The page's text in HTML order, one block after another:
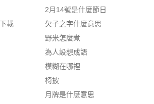
載
2月14號是什麼節日
欠子之字什麼意思
野米怎麼煮
為人設想成語
模糊在哪裡
椅披
月牌是什麼意思